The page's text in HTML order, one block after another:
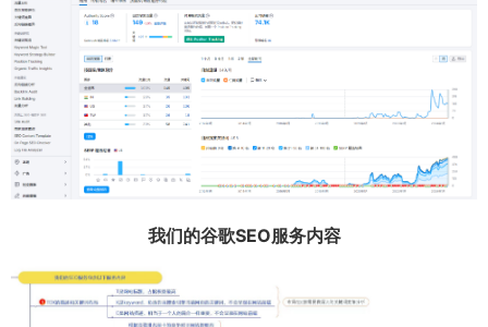
我们的谷歌SEO服务内容